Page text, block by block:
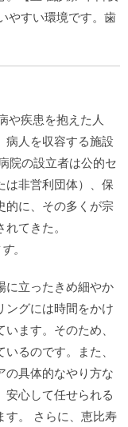
やすい環境です。歯
や疾患を抱えた人
病人を収容する施設
院の設立者は公的セ
は非営利団体）、保
的に、その多くが宗
てきた。
。
に立ったきめ細やか
ングには時間をかけ
ます。そのため、
るのです。また、
の具体的なやり方な
安心して任せられる
す。 さらに、恵比寿